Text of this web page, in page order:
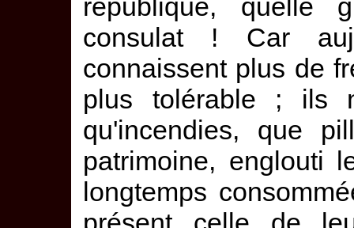
république, quelle
consulat ! Car
connaissent plus de
plus tolérable ; ils
qu'incendies, que
patrimoine, englouti
longtemps